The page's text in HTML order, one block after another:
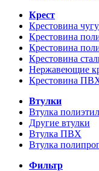
Крест
Крестовина
Крестовина
Крестовина
Крестовина
Нержавеющие
Крестовина
Втулки
Втулка
Другие втулки
Втулка ПВХ
Втулка
Фильтр